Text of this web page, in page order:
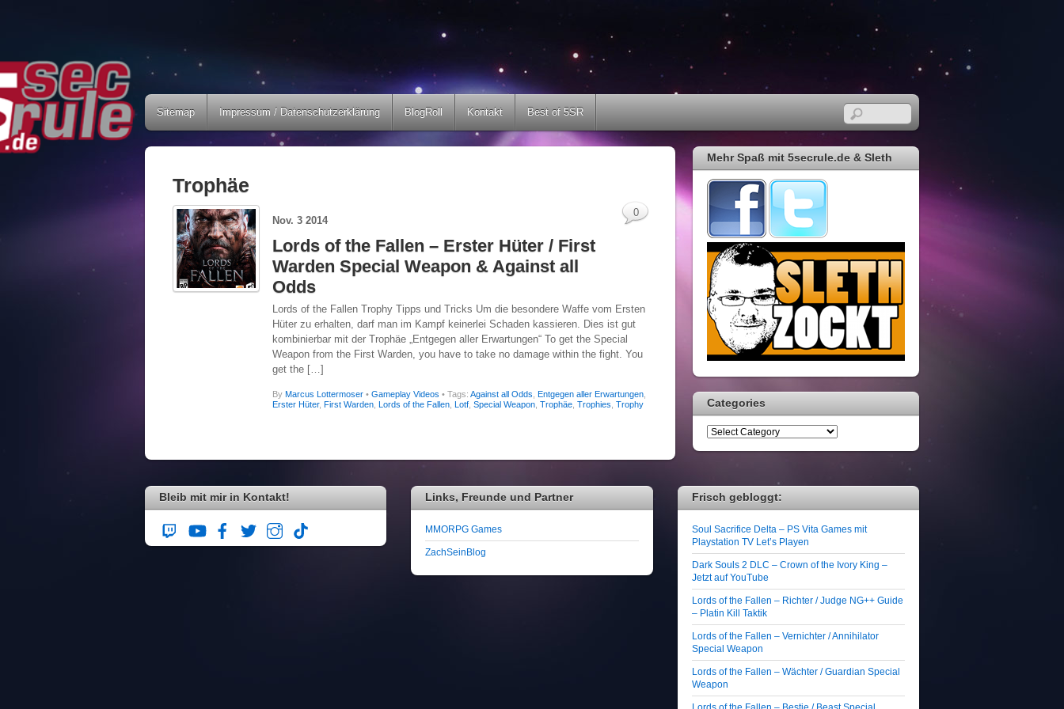
Sitemap Impressum / Datenschutzerklärung BlogRoll Kontakt Best of 5SR
Trophäe
Nov. 3 2014
Lords of the Fallen – Erster Hüter / First
Warden Special Weapon & Against all
Odds
Lords of the Fallen Trophy Tipps und Tricks Um die besondere Waffe vom Ersten
Hüter zu erhalten, darf man im Kampf keinerlei Schaden kassieren. Dies ist gut
kombinierbar mit der Trophäe „Entgegen aller Erwartungen“ To get the Special
Weapon from the First Warden, you have to take no damage within the fight. You
get the […]
By Marcus Lottermoser • Gameplay Videos
0
• Tags: Against all Odds Entgegen aller Erwartungen
Erster Hüter, First Warden Lords of the Fallen Lotf Special Weapon Trophäe Trophies Trophy
Mehr Spaß mit 5secrule.de & Sleth
Categories
Bleib mit mir in Kontakt! Links, Freunde und Partner
MMORPG Games
ZachSeinBlog
Frisch gebloggt:
Soul Sacrifice Delta – PS Vita Games mit
Playstation TV Let’s Playen
Dark Souls 2 DLC – Crown of the Ivory King –
Jetzt auf YouTube
Lords of the Fallen – Richter / Judge NG++ Guide
– Platin Kill Taktik
Lords of the Fallen – Vernichter / Annihilator
Special Weapon
Lords of the Fallen – Wächter / Guardian Special
Weapon